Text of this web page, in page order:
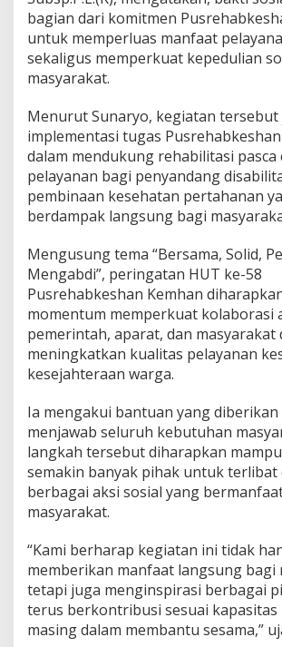
n
a
m
a
n
g
o
v
e
d
P
e
s
i
s
i
r
a
g
e
r
a
n
g
bagian dari komitmen
untuk memperluas manfaat
sekaligus memperkuat kepedulian
masyarakat.
Menurut Sunaryo, kegiatan tersebut
implementasi tugas
dalam mendukung rehabilitasi pasca
pelayanan bagi penyandang
pembinaan kesehatan pertahanan
berdampak langsung bagi
Mengusung tema “Bersama, Solid,
Mengabdi”, peringatan HUT ke-58
Pusrehabkeshan Kemhan
momentum memperkuat kolaborasi
pemerintah, aparat, dan masyarakat
meningkatkan kualitas pelayanan
kesejahteraan warga.
Ia mengakui bantuan yang
menjawab seluruh kebutuhan
langkah tersebut diharapkan
semakin banyak pihak untuk terlibat
berbagai aksi sosial yang
masyarakat.
“Kami berharap kegiatan ini tidak
memberikan manfaat langsung bagi
tetapi juga menginspirasi berbagai
terus berkontribusi sesuai kapasitas
masing dalam membantu sesama,”